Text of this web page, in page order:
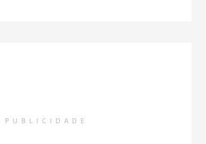
PUBLICIDADE